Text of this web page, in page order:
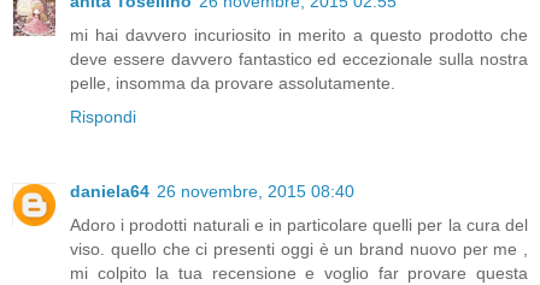
mi hai davvero incuriosito in merito a questo prodotto che
deve essere davvero fantastico ed eccezionale sulla nostra
pelle, insomma da provare assolutamente.
Rispondi
daniela64 26 novembre, 2015 08:40
Adoro i prodotti naturali e in particolare quelli per la cura del
viso. quello che ci presenti oggi è un brand nuovo per me ,
mi colpito la tua recensione e voglio far provare questa